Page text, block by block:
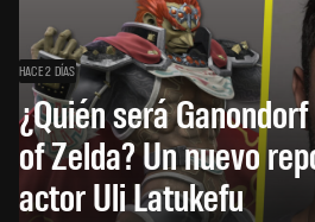
HACE 2 DÍAS
¿Quién será
of Zelda? Un nuevo
actor Uli Latukefu